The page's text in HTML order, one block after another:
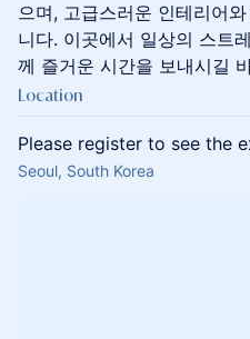
으며, 고급스러운 인테리어
니다. 이곳에서 일상의 스트
께 즐거운 시간을 보내시길
Location
Please register to see the
Seoul, South Korea